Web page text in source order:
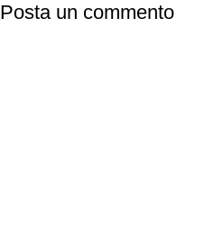
Posta un commento